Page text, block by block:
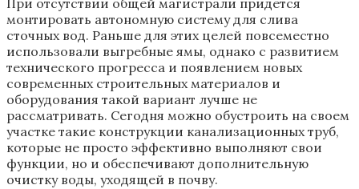
При отсутствии общей магистрали придется
монтировать автономную систему для слива
сточных вод. Раньше для этих целей повсеместно
использовали выгребные ямы, однако с развитием
технического прогресса и появлением новых
современных строительных материалов и
оборудования такой вариант лучше не
рассматривать. Сегодня можно обустроить на своем
участке такие конструкции канализационных труб,
которые не просто эффективно выполняют свои
функции, но и обеспечивают дополнительную
очистку воды, уходящей в почву.